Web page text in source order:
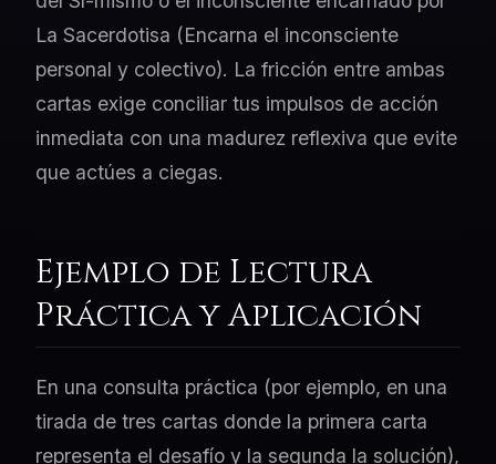
La Sacerdotisa (Encarna el inconsciente
personal y colectivo). La fricción entre ambas
cartas exige conciliar tus impulsos de acción
inmediata con una madurez reflexiva que evite
que actúes a ciegas.
Ejemplo de Lectura
Práctica y Aplicación
En una consulta práctica (por ejemplo, en una
tirada de tres cartas donde la primera carta
representa el desafío y la segunda la solución),